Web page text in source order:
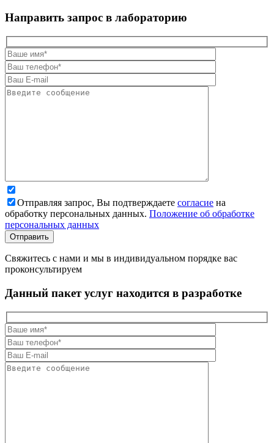
Направить запрос в лабораторию
Отправляя запрос, Вы подтверждаете согласие на
обработку персональных данных. Положение об обработке
персональных данных
Свяжитесь с нами и мы в индивидуальном порядке вас
проконсультируем
Данный пакет услуг находится в разработке